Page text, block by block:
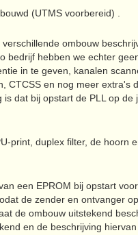
(UTMS voorbereid) .
ombouw
bedrijf hebben we echter
in te geven, kanalen
CTCSS en nog meer extra's
is dat bij opstart de PLL op de
print, duplex filter, de hoorn
een EPROM bij opstart
de zender en ontvanger
de ombouw uitstekend
en de beschrijving